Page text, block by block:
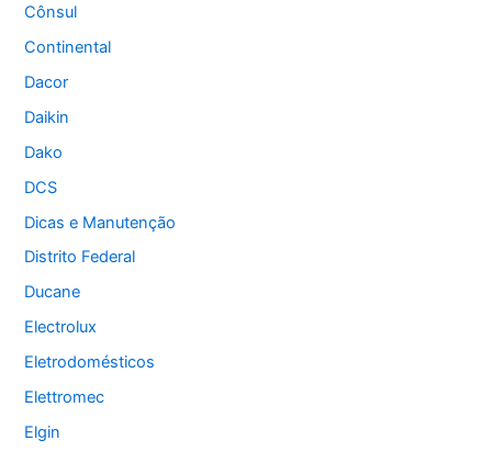
Cônsul
Continental
Dacor
Daikin
Dako
DCS
Dicas e Manutenção
Distrito Federal
Ducane
Electrolux
Eletrodomésticos
Elettromec
Elgin